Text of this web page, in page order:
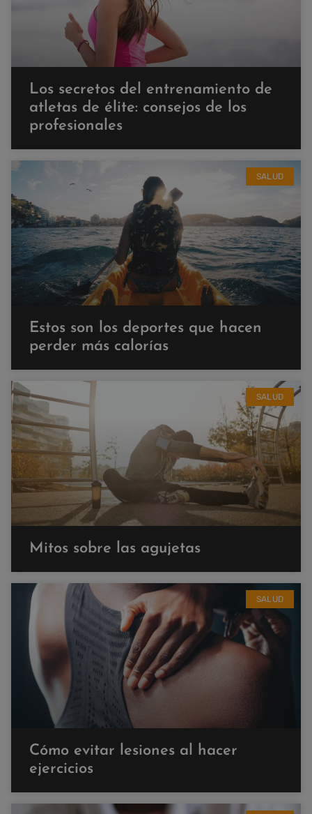
Los secretos del entrenamiento de
atletas de élite: consejos de los
profesionales
SALUD
Estos son los deportes que hacen
perder más calorías
SALUD
Mitos sobre las agujetas
SALUD
Cómo evitar lesiones al hacer
ejercicios